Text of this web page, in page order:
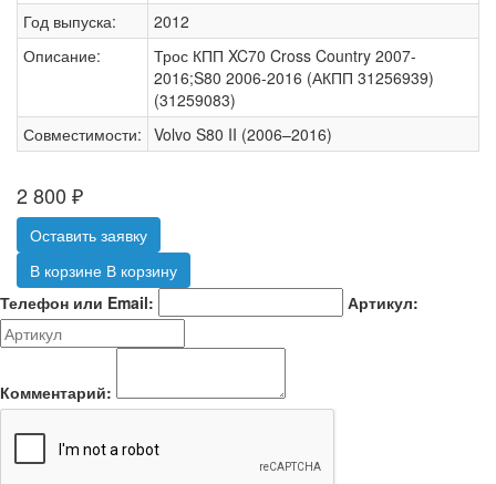
Год выпуска:
2012
Описание:
Трос КПП XC70 Cross Country 2007-
2016;S80 2006-2016 (АКПП 31256939)
(31259083)
Совместимости: Volvo S80 II (2006–2016)
2 800 ₽
Оставить заявку
В корзине В корзину
Телефон или Email:
Артикул:
Комментарий: